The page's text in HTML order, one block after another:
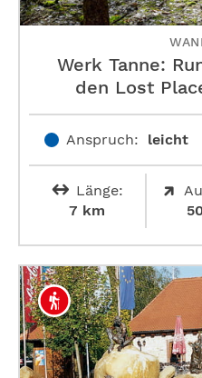
Werk Tanne:
den Lost
Anspruch: leicht
Länge:
7 km